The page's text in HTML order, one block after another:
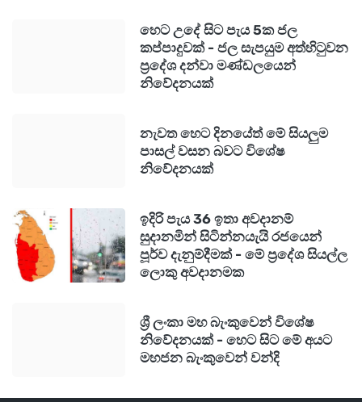
හෙට උදේ සිට පැය 5ක ජල
කප්පාදුවක් - ජල සැපයුම අත්හිටුවන
ප්‍රදේශ දන්වා මණ්ඩලයෙන්
නිවේදනයක්
නැවත හෙට දිනයේත් මේ සියලුම
පාසල් වසන බවට විශේෂ
නිවේදනයක්
ඉදිරි පැය 36 ඉතා අවදානම්
සුදානමින් සිටින්නයැයි රජයෙන්
පූර්ව දැනුම්දීමක් - මේ ප්‍රදේශ සියල්ල
ලොකු අවදානමක
ශ්‍රී ලංකා මහ බැංකුවෙන් විශේෂ
නිවේදනයක් - හෙට සිට මේ අයට
මහජන බැංකුවෙන් වන්දි